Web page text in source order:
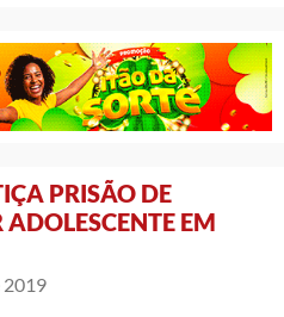
PRISÃO DE
EM
2019